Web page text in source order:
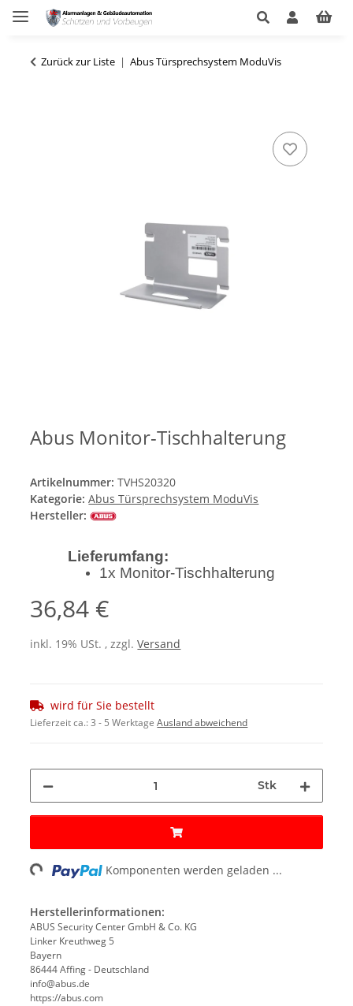
Zurück zur Liste Abus Türsprechsystem ModuVis
Abus Monitor-Tischhalterung
Artikelnummer:TVHS20320
Kategorie:Abus Türsprechsystem ModuVis
Hersteller:
Lieferumfang:
1x Monitor-Tischhalterung
36,84 €
inkl. 19% USt. , zzgl.Versand
wird für Sie bestellt
Lieferzeit ca.:3 - 5 WerktageAusland abweichend
Stk
Komponenten werden geladen ...
Herstellerinformationen:
ABUS Security Center GmbH & Co. KG
Linker Kreuthweg 5
Bayern
86444 Affing - Deutschland
info@abus.de
https://abus.com